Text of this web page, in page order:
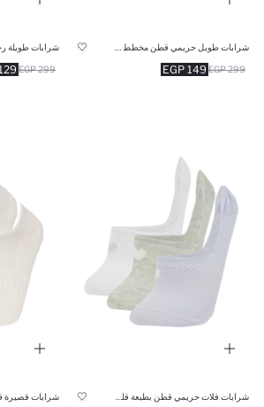
149 EGP 299 EGP
شرابات طويلة
EGP 299 EGP
شرابات قصيرة